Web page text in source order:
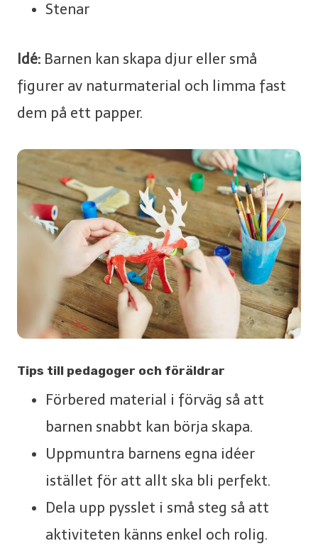
Stenar
Idé: Barnen kan skapa djur eller små
figurer av naturmaterial och limma fast
dem på ett papper.
Tips till pedagoger och föräldrar
Förbered material i förväg så att
barnen snabbt kan börja skapa.
Uppmuntra barnens egna idéer
istället för att allt ska bli perfekt.
Dela upp pysslet i små steg så att
aktiviteten känns enkel och rolig.